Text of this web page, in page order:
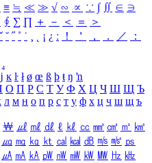
≡ ≒ ≪ ≫ √ ∽ ∝ ∵ ∫ ∬ ∈ ∋
∮ ∑ ∏ ＋ － ＜ ＝
＞
ˇ ˘ ˝ ˚ ˙ ¸ ¡ ¿ ː ！ ＇ ， ． ／
：
₄
ĸ ŀ ł ø œ ß þ ŧ ŋ ŉ
О П Р С Т У Ф Х Ц Ч Ш Щ Ъ
л м н о п р с т у ф х ц ч ш щ ъ
￦ ㎕ ㎖ ㎗ ℓ ㎘ ㏄ ㎣ ㎤ ㎥ ㎦
㎍ ㎎ ㎏ ㏏ ㎈ ㎉ ㏈ ㎧ ㎨ ㎰
㎂ ㎃ ㎄ ㎺ ㎻ ㎽ ㎾ ㎿ ㎐ ㎑